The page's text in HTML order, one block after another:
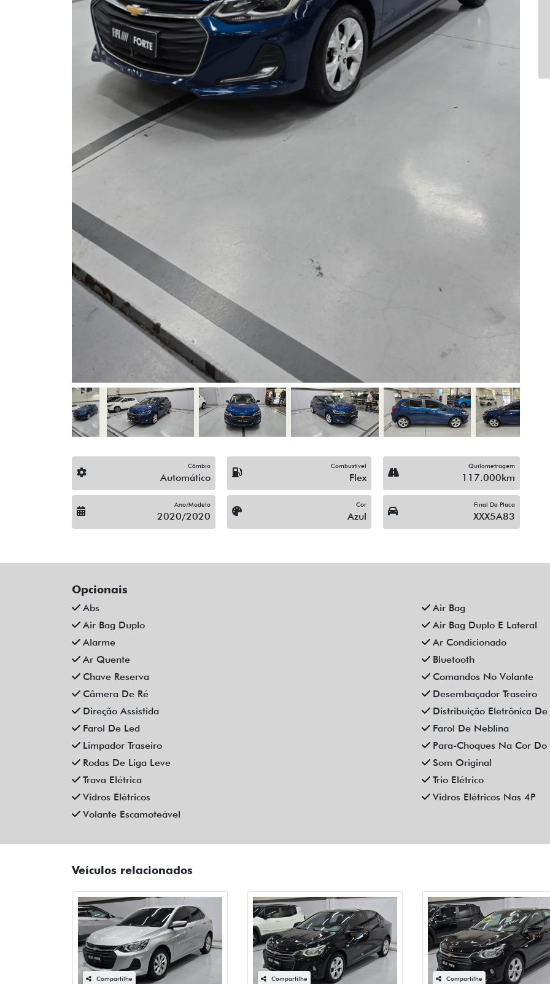
Câmbio
Automático
Combustível
Flex
Quilometragem
117.000km
Ano/Modelo
2020/2020
Cor
Azul
Final Da Placa
XXX5A83
Opcionais
Abs
Air Bag
Air Bag Duplo
Air Bag Duplo E Lateral
Alarme
Ar Condicionado
Ar Quente
Bluetooth
Chave Reserva
Comandos No Volante
Câmera De Ré
Desembaçador Traseiro
Direção Assistida
Distribuição Eletrônica De
Farol De Led
Farol De Neblina
Limpador Traseiro
Para-Choques Na Cor Do
Rodas De Liga Leve
Som Original
Trava Elétrica
Trio Elétrico
Vidros Elétricos
Vidros Elétricos Nas 4P
Volante Escamoteável
Veículos relacionados
Compartilhe Compartilhe Compartilhe